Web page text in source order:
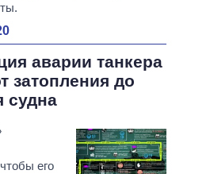
аварии танкера
затопления до
судна
его